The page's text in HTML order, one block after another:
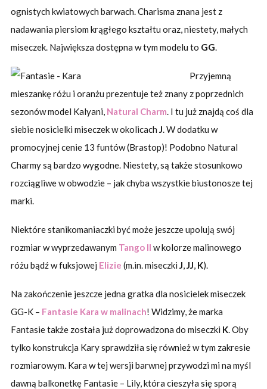
ognistych kwiatowych barwach. Charisma znana jest z
nadawania piersiom krągłego kształtu oraz, niestety, małych
miseczek. Największa dostępna w tym modelu to GG.
Przyjemną
mieszankę różu i oranżu prezentuje też znany z poprzednich
sezonów model Kalyani, Natural Charm. I tu już znajdą coś dla
siebie nosicielki miseczek w okolicach J. W dodatku w
promocyjnej cenie 13 funtów (Brastop)! Podobno Natural
Charmy są bardzo wygodne. Niestety, są także stosunkowo
rozciągliwe w obwodzie – jak chyba wszystkie biustonosze tej
marki.
Niektóre stanikomaniaczki być może jeszcze upolują swój
rozmiar w wyprzedawanym Tango II w kolorze malinowego
różu bądź w fuksjowej Elizie (m.in. miseczki J,JJ, K).
Na zakończenie jeszcze jedna gratka dla nosicielek miseczek
GG-K – Fantasie Kara w malinach! Widzimy, że marka
Fantasie także została już doprowadzona do miseczki K. Oby
tylko konstrukcja Kary sprawdziła się również w tym zakresie
rozmiarowym. Kara w tej wersji barwnej przywodzi mi na myśl
dawną balkonetkę Fantasie – Lily, która cieszyła się sporą